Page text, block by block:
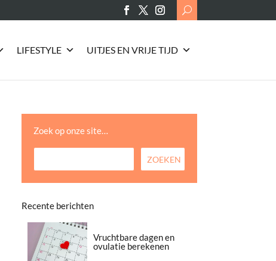
Search
for:
LIFESTYLE UITJES EN VRIJE TIJD
Zoek op onze site…
Recente berichten
Vruchtbare dagen en
ovulatie berekenen